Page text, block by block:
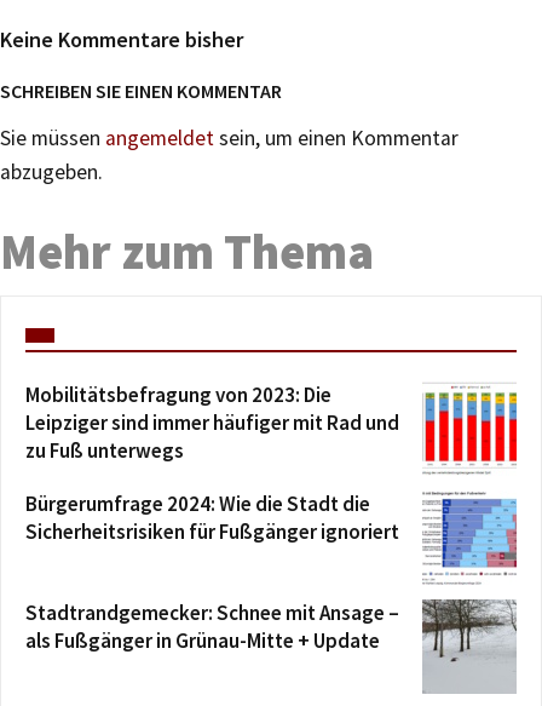
Keine Kommentare bisher
SCHREIBEN SIE EINEN KOMMENTAR
Sie müssen angemeldetsein, um einen Kommentar
abzugeben.
Mehr zum Thema
Mobilitätsbefragung von 2023: Die
Leipziger sind immer häufiger mit Rad und
zu Fuß unterwegs
Bürgerumfrage 2024: Wie die Stadt die
Sicherheitsrisiken für Fußgänger ignoriert
Stadtrandgemecker: Schnee mit Ansage –
als Fußgänger in Grünau-Mitte + Update